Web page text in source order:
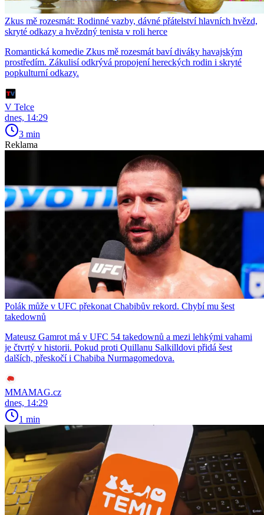
Zkus mě rozesmát: Rodinné vazby, dávné přátelství hlavních hvězd,
skryté odkazy a hvězdný tenista v roli herce
Romantická komedie Zkus mě rozesmát baví diváky havajským
prostředím. Zákulisí odkrývá propojení hereckých rodin i skryté
popkulturní odkazy.
V Telce
dnes, 14:29
3 min
Reklama
Polák může v UFC překonat Chabibův rekord. Chybí mu šest
takedownů
Mateusz Gamrot má v UFC 54 takedownů a mezi lehkými vahami
je čtvrtý v historii. Pokud proti Quillanu Salkilldovi přidá šest
dalších, přeskočí i Chabiba Nurmagomedova.
MMAMAG.cz
dnes, 14:29
1 min